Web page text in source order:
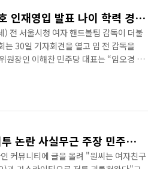
민주당 임오경 핸드볼 감독 우생순 신화 15호 인재영입 발표 나이 학력 경력 총정리
) 전 서울시청 여자 핸드볼팀 감독이 더불
30일 기자회견을 열고 임 전 감독을
원장인 이해찬 민주당 대표는 “임오경 님
함께 뛰는 팀워크를 만드는데 큰 역량을
서 임오경 님이 한국 정치에서도 최고의
가스라이팅이란 무엇 원종건 데이트 폭력 미투 논란 사실무근 주장 민주당 탈당 발표
커뮤니티에 글을 올려 "원씨는 여자친구